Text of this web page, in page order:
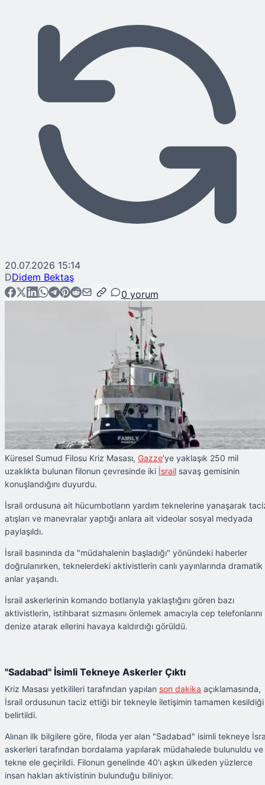
20.07.2026 15:14
DDidem Bektaş
0 yorum
Küresel Sumud Filosu Kriz Masası, Gazze’ye yaklaşık 250 mil
uzaklıkta bulunan filonun çevresinde iki İsrail savaş gemisinin
konuşlandığını duyurdu.
İsrail ordusuna ait hücumbotların yardım teknelerine yanaşarak
atışları ve manevralar yaptığı anlara ait videolar sosyal medyada
paylaşıldı.
İsrail basınında da "müdahalenin başladığı" yönündeki haberler
doğrulanırken, teknelerdeki aktivistlerin canlı yayınlarında dramatik
anlar yaşandı.
İsrail askerlerinin komando botlarıyla yaklaştığını gören bazı
aktivistlerin, istihbarat sızmasını önlemek amacıyla cep telefonlarını
denize atarak ellerini havaya kaldırdığı görüldü.
"Sadabad" İsimli Tekneye Askerler Çıktı
Kriz Masası yetkilileri tarafından yapılan son dakika açıklamasında,
İsrail ordusunun taciz ettiği bir tekneyle iletişimin tamamen kesildiği
belirtildi.
Alınan ilk bilgilere göre, filoda yer alan "Sadabad" isimli tekneye
askerleri tarafından bordalama yapılarak müdahalede bulunuldu ve
tekne ele geçirildi. Filonun genelinde 40'ı aşkın ülkeden yüzlerce
insan hakları aktivistinin bulunduğu biliniyor.